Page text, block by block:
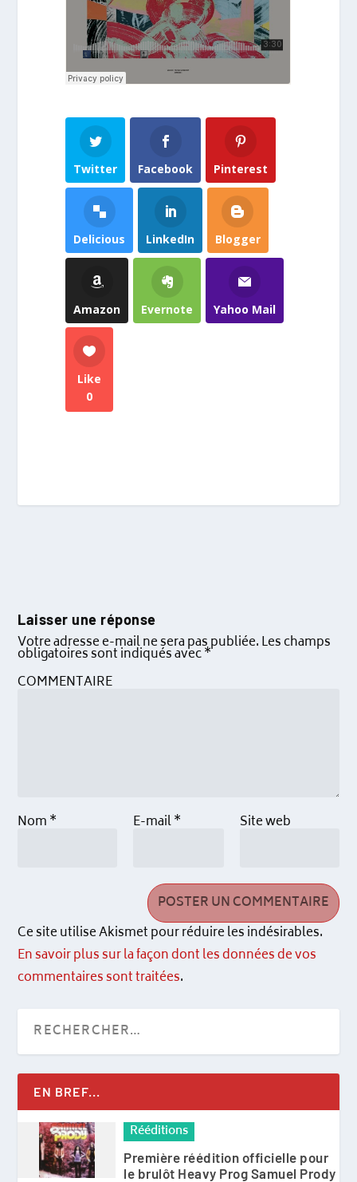
Twitter Facebook Pinterest
Delicious LinkedIn Blogger
Amazon Evernote Yahoo Mail
Like
0
Laisser une réponse
Votre adresse e-mail ne sera pas publiée.Les champs
obligatoires sont indiqués avec*
COMMENTAIRE
Nom* E-mail* Site web
Ce site utilise Akismet pour réduire les indésirables.
En savoir plus sur la façon dont les données de vos
commentaires sont traitées.
EN BREF...
Rééditions
Première réédition officielle pour
le brulôt Heavy Prog Samuel Prody